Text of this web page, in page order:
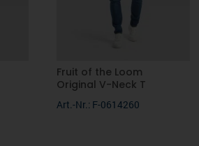
Fruit of the Loom
Original V-Neck T
Art.-Nr.: F-0614260